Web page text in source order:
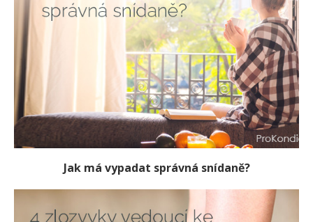
Jak má vypadat správná snídaně?